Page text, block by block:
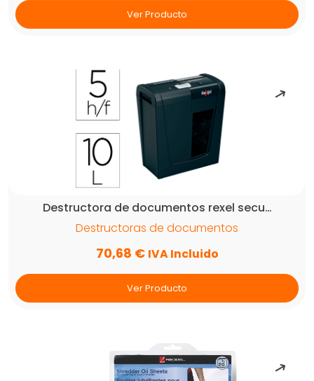
Ver Producto
Destructora de documentos rexel secu…
Destructoras de documentos
70,68 € IVA Incluido
Ver Producto